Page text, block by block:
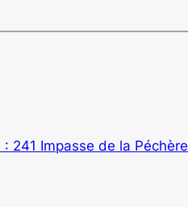
: 241 Impasse de la Péchère